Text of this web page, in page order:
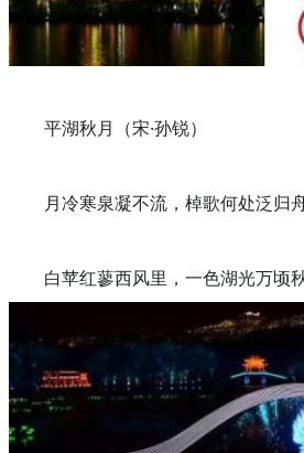
平湖秋月（宋·孙锐）
月冷寒泉凝不流，棹歌何处泛归舟
白苹红蓼西风里，一色湖光万顷秋